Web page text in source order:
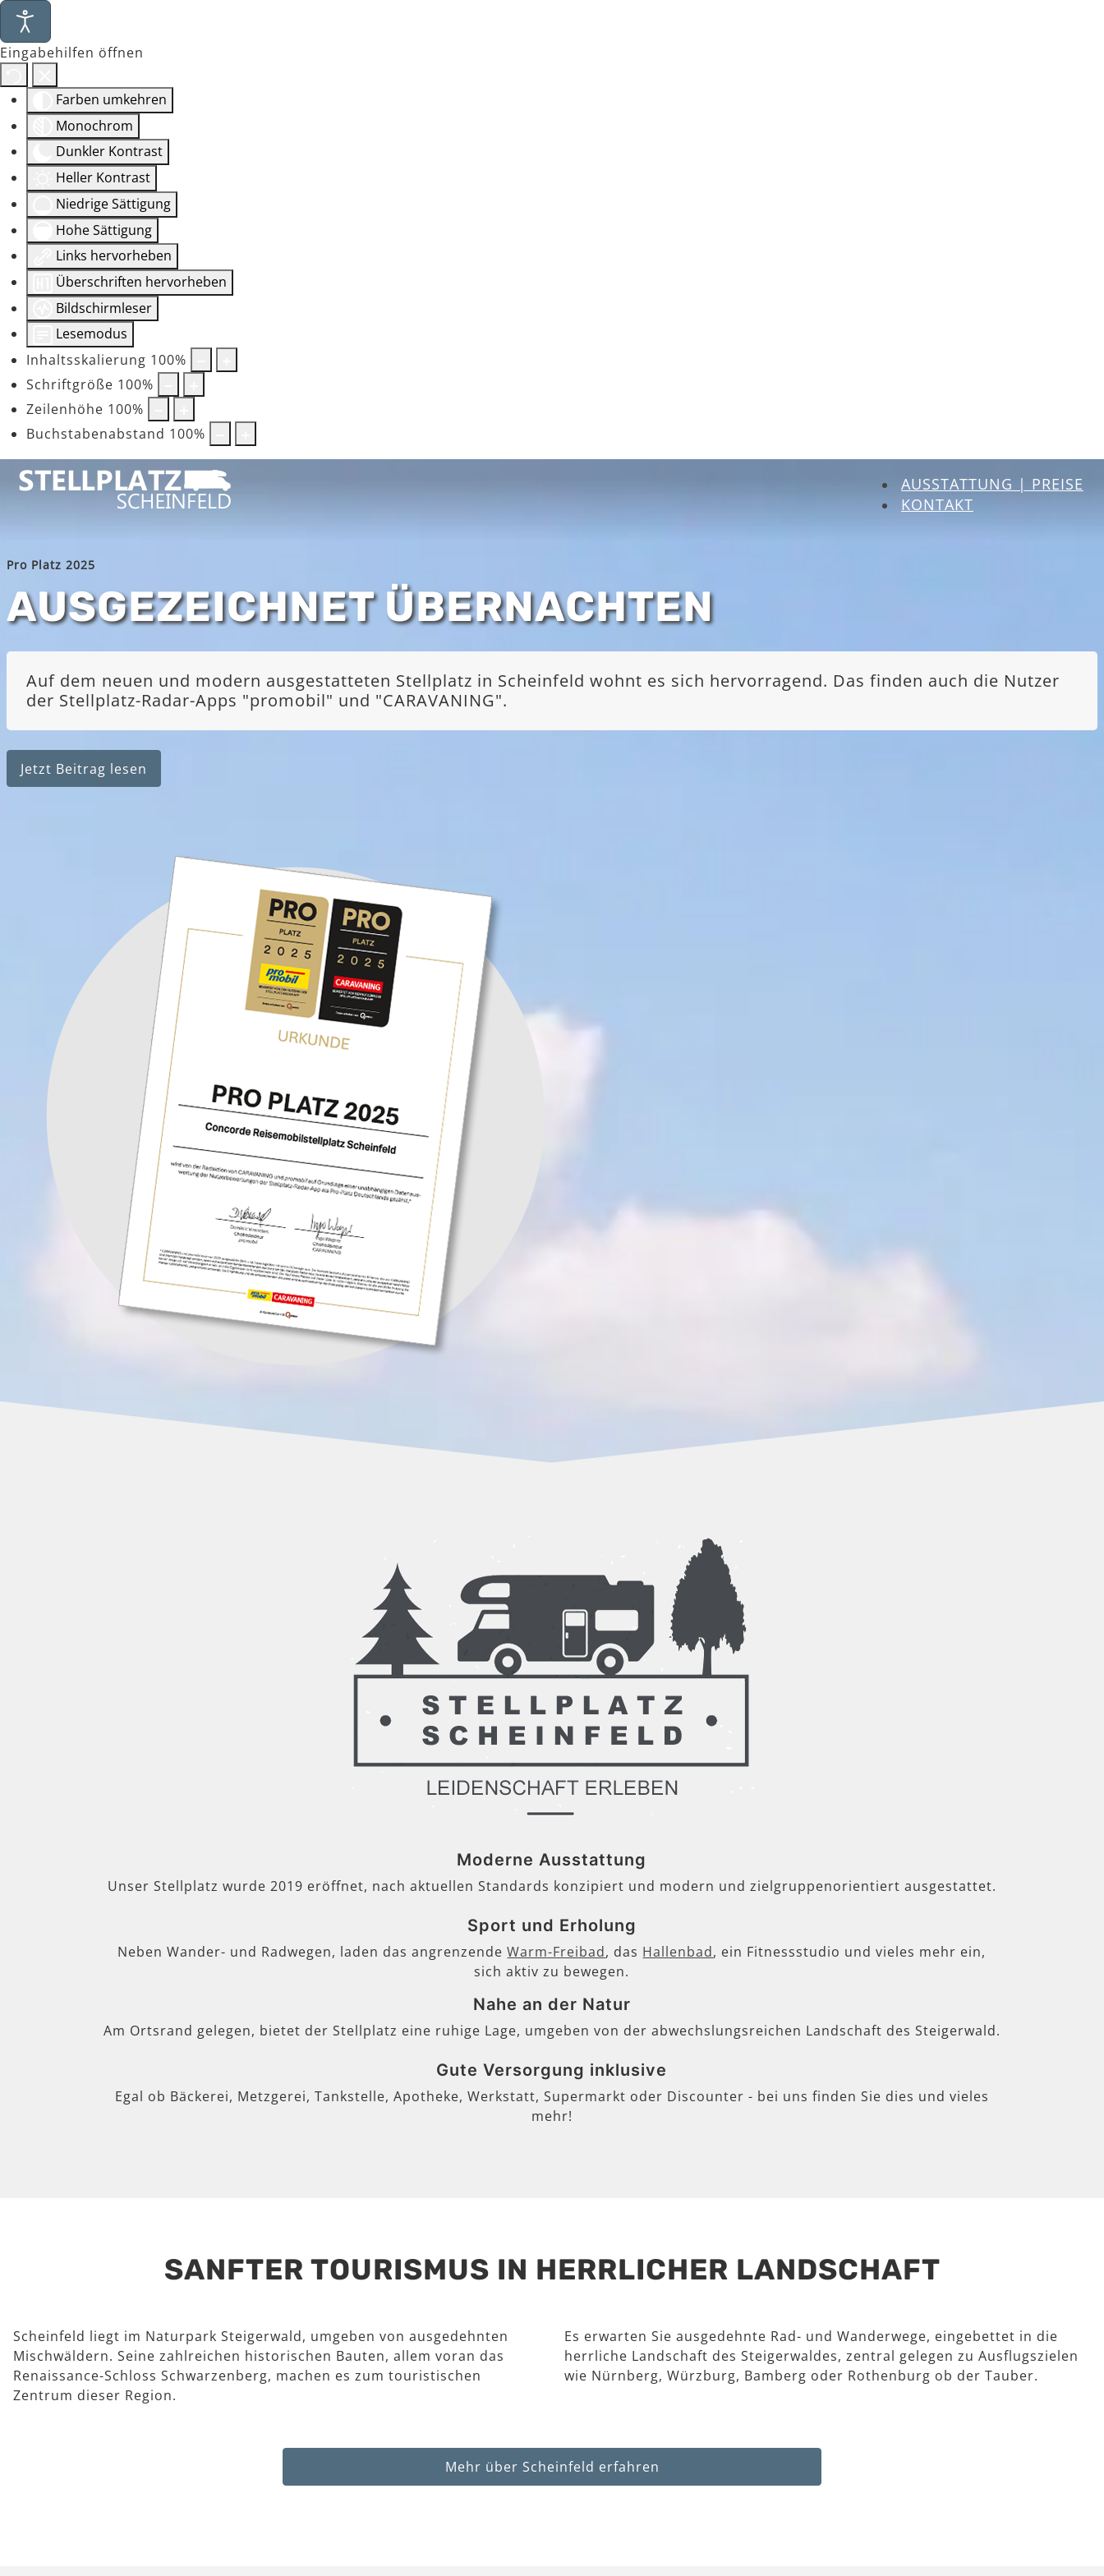
Eingabehilfen öffnen
Farben umkehren
Monochrom
Dunkler Kontrast
Heller Kontrast
Niedrige Sättigung
Hohe Sättigung
Links hervorheben
Überschriften hervorheben
Bildschirmleser
Lesemodus
Inhaltsskalierung 100%
Schriftgröße 100%
Zeilenhöhe 100%
Buchstabenabstand 100%
AUSSTATTUNG | PREISE
KONTAKT
Pro Platz 2025
AUSGEZEICHNET ÜBERNACHTEN
Auf dem neuen und modern ausgestatteten Stellplatz in Scheinfeld wohnt es sich hervorragend. Das finden auch die Nutzer
der Stellplatz-Radar-Apps "promobil" und "CARAVANING".
Jetzt Beitrag lesen
Moderne Ausstattung
Unser Stellplatz wurde 2019 eröffnet, nach aktuellen Standards konzipiert und modern und zielgruppenorientiert ausgestattet.
Sport und Erholung
Neben Wander- und Radwegen, laden das angrenzendeWarm-Freibad, das Hallenbad, ein Fitnessstudio und vieles mehr ein,
sich aktiv zu bewegen.
Nahe an der Natur
Am Ortsrand gelegen, bietet der Stellplatz eine ruhige Lage, umgeben von der abwechslungsreichen Landschaft des Steigerwald.
Gute Versorgung inklusive
Egal ob Bäckerei, Metzgerei, Tankstelle, Apotheke, Werkstatt, Supermarkt oder Discounter - bei uns finden Sie dies und vieles
mehr!
SANFTER TOURISMUS IN HERRLICHER LANDSCHAFT
Scheinfeld liegt im Naturpark Steigerwald, umgeben von ausgedehnten
Mischwäldern. Seine zahlreichen historischen Bauten, allem voran das
Renaissance-Schloss Schwarzenberg, machen es zum touristischen
Zentrum dieser Region.
Es erwarten Sie ausgedehnte Rad- und Wanderwege, eingebettet in die
herrliche Landschaft des Steigerwaldes, zentral gelegen zu Ausflugszielen
wie Nürnberg, Würzburg, Bamberg oder Rothenburg ob der Tauber.
Mehr über Scheinfeld erfahren